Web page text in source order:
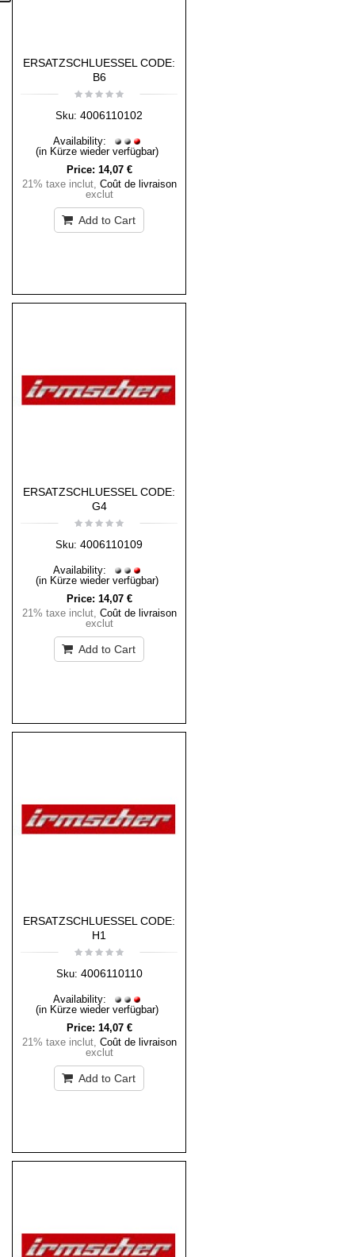
ERSATZSCHLUESSEL CODE:
B6
Sku: 4006110102
Availability:
(in Kürze wieder verfügbar)
Price: 14,07 €
21% taxe inclut, Coût de livraison
exclut
Add to Cart
ERSATZSCHLUESSEL CODE:
G4
Sku: 4006110109
Availability:
(in Kürze wieder verfügbar)
Price: 14,07 €
21% taxe inclut, Coût de livraison
exclut
Add to Cart
ERSATZSCHLUESSEL CODE:
H1
Sku: 4006110110
Availability:
(in Kürze wieder verfügbar)
Price: 14,07 €
21% taxe inclut, Coût de livraison
exclut
Add to Cart